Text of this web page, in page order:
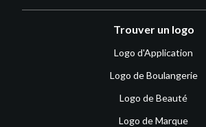
Trouver un logo
Logo d'Application
Logo de Boulangerie
Logo de Beauté
Logo de Marque